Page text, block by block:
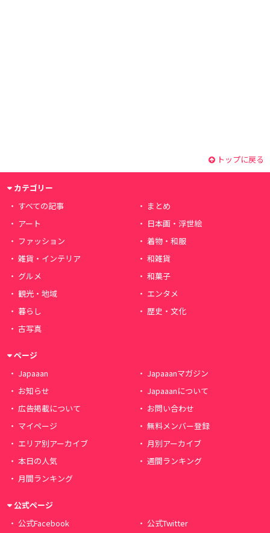
トップに戻る
カテゴリー
すべての記事
まとめ
アート
日本画・浮世絵
ファッション
着物・和服
雑貨・インテリア
和雑貨
グルメ
和菓子
観光・地域
エンタメ
暮らし
歴史・文化
古写真
ページ
Japaaan
Japaaanマガジン
お知らせ
Japaaanについて
広告掲載について
お問い合わせ
マイページ
無料メンバー登録
エリア別アーカイブ
月別アーカイブ
本日の人気
週間ランキング
月間ランキング
公式ページ
公式Facebook
公式Twitter